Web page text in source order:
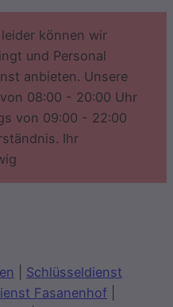
können wir
und Personal
anbieten. Unsere
08:00 - 20:00 Uhr
von 09:00 - 22:00
Ihr
Schlüsseldienst
Fasanenhof